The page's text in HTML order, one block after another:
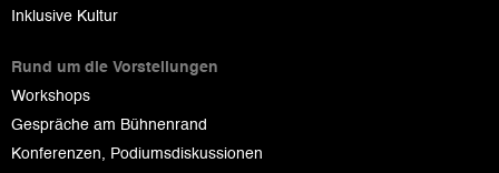
Inklusive Kultur
Rund um die Vorstellungen
Workshops
Gespräche am Bühnenrand
Konferenzen, Podiumsdiskussionen